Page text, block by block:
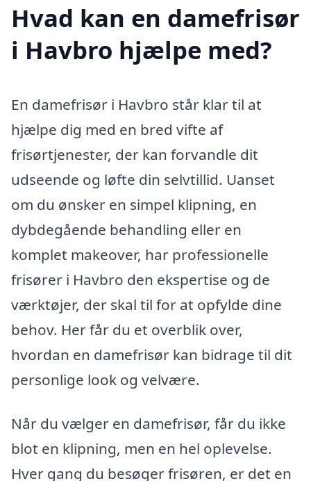
Hvad kan en damefrisør
i Havbro hjælpe med?
En damefrisør i Havbro står klar til at
hjælpe dig med en bred vifte af
frisørtjenester, der kan forvandle dit
udseende og løfte din selvtillid. Uanset
om du ønsker en simpel klipning, en
dybdegående behandling eller en
komplet makeover, har professionelle
frisører i Havbro den ekspertise og de
værktøjer, der skal til for at opfylde dine
behov. Her får du et overblik over,
hvordan en damefrisør kan bidrage til dit
personlige look og velvære.
Når du vælger en damefrisør, får du ikke
blot en klipning, men en hel oplevelse.
Hver gang du besøger frisøren, er det en